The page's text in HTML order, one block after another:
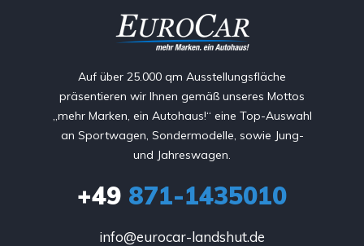
Auf über 25.000 qm Ausstellungsfläche
präsentieren wir Ihnen gemäß unseres Mottos
„mehr Marken, ein Autohaus!“ eine Top-Auswahl
an Sportwagen, Sondermodelle, sowie Jung-
und Jahreswagen.
+49 871-1435010
info@eurocar-landshut.de